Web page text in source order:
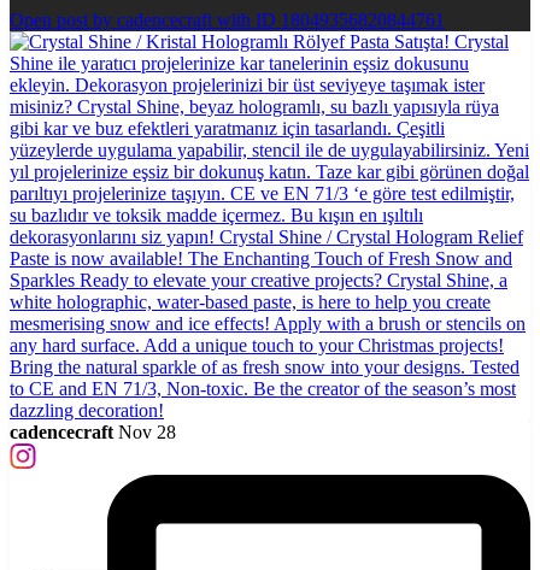
Open post by cadencecraft with ID 18049356820844761
cadencecraft Nov 28